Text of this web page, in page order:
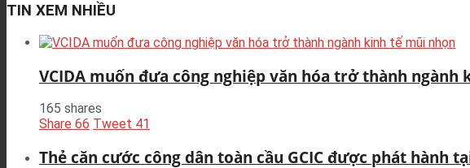
TIN XEM NHIỀU
VCIDA muốn đưa công nghiệp văn hóa trở thành ngành
165 shares
Share 66 Tweet 41
Thẻ căn cước công dân toàn cầu GCIC được phát hành